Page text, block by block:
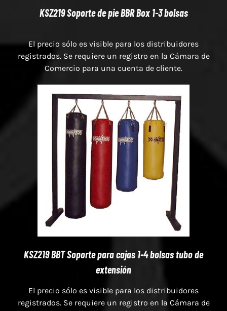
KSZ219 Soporte de pie BBR Box 1-3 bolsas
El precio sólo es visible para los distribuidores
registrados. Se requiere un registro en la Cámara de
Comercio para una cuenta de cliente.
KSZ219 BBT Soporte para cajas 1-4 bolsas tubo de
extensión
El precio sólo es visible para los distribuidores
registrados. Se requiere un registro en la Cámara de